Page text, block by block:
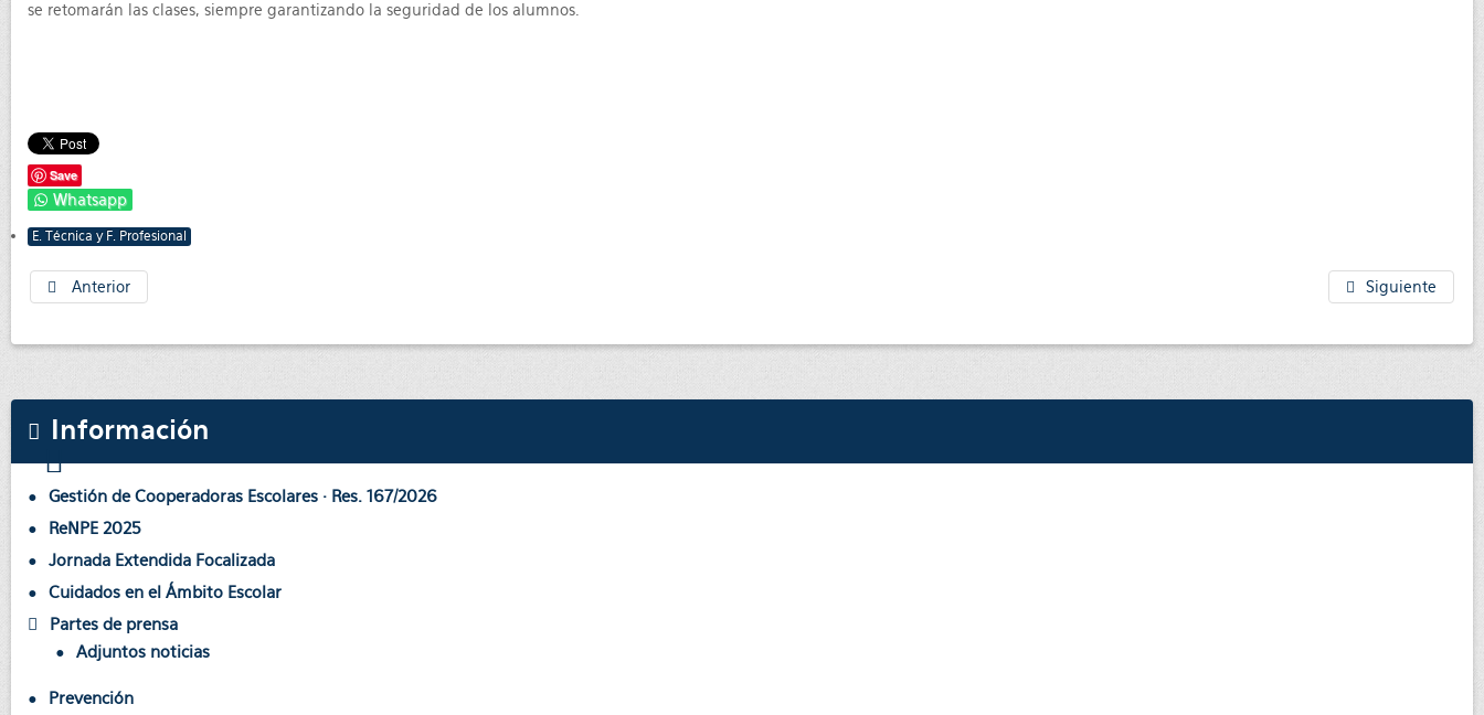
se retomarán las clases, siempre garantizando la seguridad de los alumnos.
Save
Whatsapp
E. Técnica y F. Profesional
Anterior Siguiente
Información
Gestión de Cooperadoras Escolares · Res. 167/2026
ReNPE 2025
Jornada Extendida Focalizada
Cuidados en el Ámbito Escolar
Partes de prensa
Adjuntos noticias
Prevención